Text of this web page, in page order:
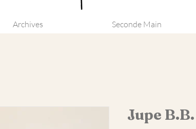
Archives Seconde Main
Jupe